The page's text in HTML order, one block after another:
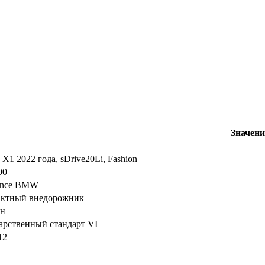
2022 года, sDrive20Li, Fashion
BMW
внедорожник
стандарт VI